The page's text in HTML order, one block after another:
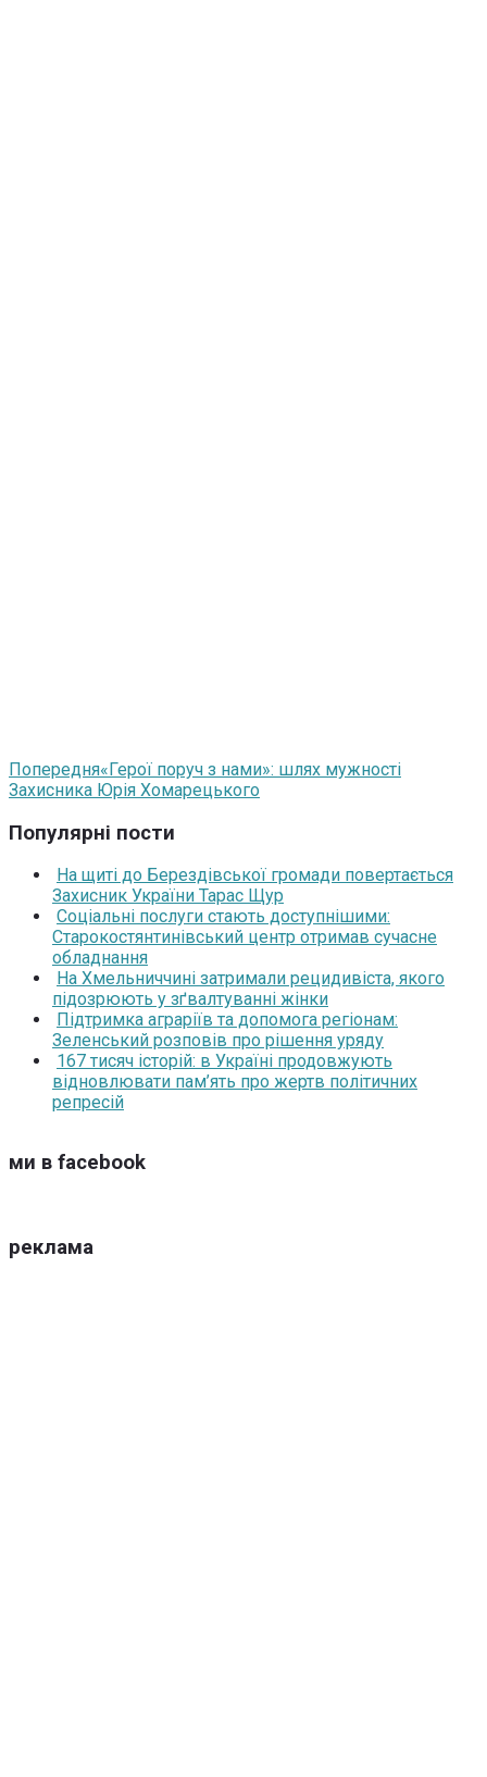
Попередня«Герої поруч з нами»: шлях мужності
Захисника Юрія Хомарецького
Популярні пости
На щиті до Берездівської громади повертається
Захисник України Тарас Щур
Соціальні послуги стають доступнішими:
Старокостянтинівський центр отримав сучасне
обладнання
На Хмельниччині затримали рецидивіста, якого
підозрюють у зґвалтуванні жінки
Підтримка аграріїв та допомога регіонам:
Зеленський розповів про рішення уряду
167 тисяч історій: в Україні продовжують
відновлювати пам’ять про жертв політичних
репресій
ми в facebook
реклама